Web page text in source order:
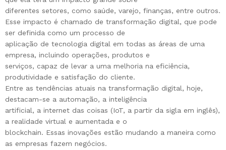
diferentes setores, como saúde, varejo, finanças, entre outros.
Esse impacto é chamado de transformação digital, que pode
ser definida como um processo de
aplicação de tecnologia digital em todas as áreas de uma
empresa, incluindo operações, produtos e
serviços, capaz de levar a uma melhoria na eficiência,
produtividade e satisfação do cliente.
Entre as tendências atuais na transformação digital, hoje,
destacam-se a automação, a inteligência
artificial, a internet das coisas (IoT, a partir da sigla em inglês),
a realidade virtual e aumentada e o
blockchain. Essas inovações estão mudando a maneira como
as empresas fazem negócios.